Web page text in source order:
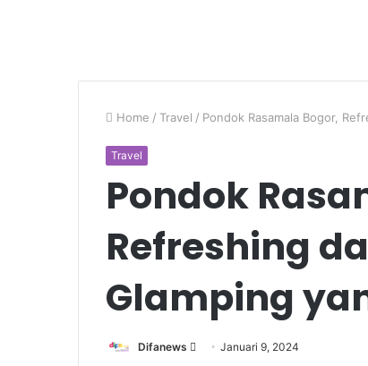
Home / Travel / Pondok Rasamala Bogor,
Travel
Pondok
Refreshing
Glamping
Difanews
SendJanuari 9, 2024